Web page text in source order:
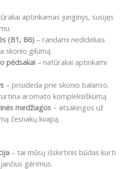
aptinkamas junginys, susijęs
(B1, B6)– randami nedideliais
skonio gilumą.
pėdsakai– natūraliai aptinkami
– prisideda prie skonio balanso.
aromato kompleksiškumą.
medžiagos– atsakingos už
česnakų kvapą.
– tai mūsų išskirtinis būdas kurti
gėrimus.